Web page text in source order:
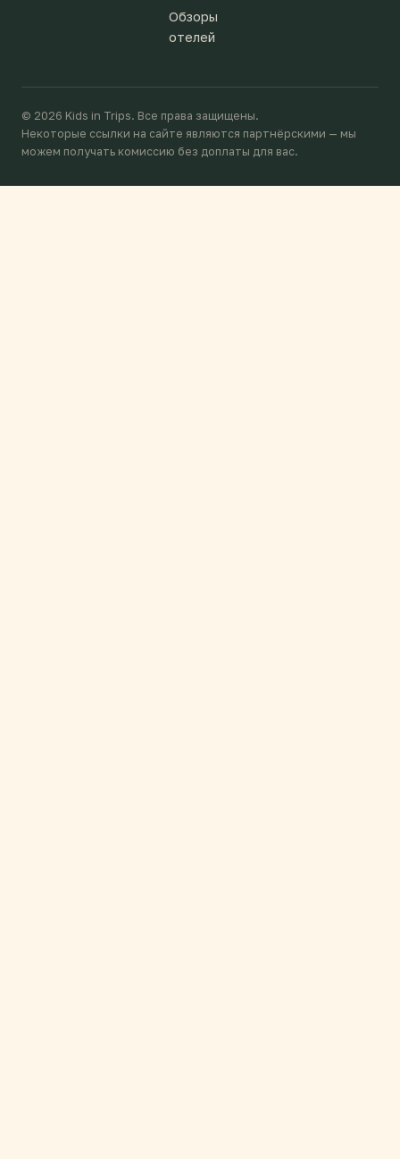
Обзоры
отелей
© 2026 Kids in Trips. Все права защищены.
Некоторые ссылки на сайте являются партнёрскими — мы
можем получать комиссию без доплаты для вас.